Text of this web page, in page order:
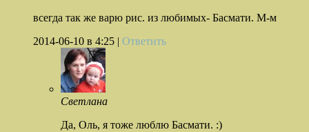
всегда так же варю рис. из любимых- Басмати. М-м
2014-06-10 в 4:25 | Ответить
Светлана
Да, Оль, я тоже люблю Басмати. :)